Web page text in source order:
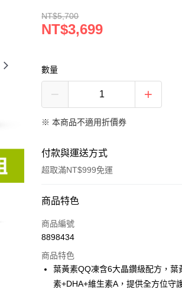
NT$5,700
NT$3,699
數量
※ 本商品不適用折價券
付款與運送方式
超取滿NT$999免運
付款方式
信用卡一次付款
3 期 0 利率 每期 NT$1,233
合作金庫商業銀行
第
6 期 0 利率 每期 NT$616
商品特色
商品編號
8898434
商品特色
葉黃素QQ凍含6大晶鑽級配方，
素+DHA+維生素A，提供全方位守